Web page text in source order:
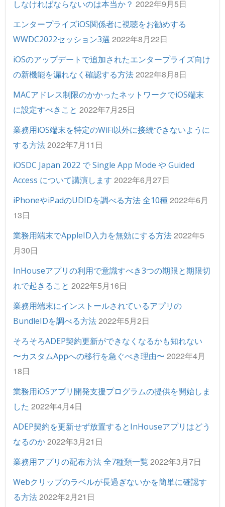
しなければならないのは本当か？ 2022年9月5日
エンタープライズiOS関係者に視聴をお勧めする
WWDC2022セッション3選 2022年8月22日
iOSのアップデートで追加されたエンタープライズ向け
の新機能を漏れなく確認する方法2022年8月8日
MACアドレス制限のかかったネットワークでiOS端末
に設定すべきこと 2022年7月25日
業務用iOS端末を特定のWiFi以外に接続できないように
する方法2022年7月11日
iOSDC Japan 2022 で Single App Mode や Guided
Access について講演します 2022年6月27日
iPhoneやiPadのUDIDを調べる方法 全10種2022年6月
13日
業務用端末でAppleID入力を無効にする方法2022年5
月30日
InHouseアプリの利用で意識すべき3つの期限と期限切
れで起きること 2022年5月16日
業務用端末にインストールされているアプリの
BundleIDを調べる方法2022年5月2日
そろそろADEP契約更新ができなくなるかも知れない
〜カスタムAppへの移行を急ぐべき理由〜 2022年4月
18日
業務用iOSアプリ開発支援プログラムの提供を開始しま
した 2022年4月4日
ADEP契約を更新せず放置するとInHouseアプリはどう
なるのか2022年3月21日
業務用アプリの配布方法 全7種類一覧 2022年3月7日
Webクリップのラベルが長過ぎないかを簡単に確認す
る方法2022年2月21日